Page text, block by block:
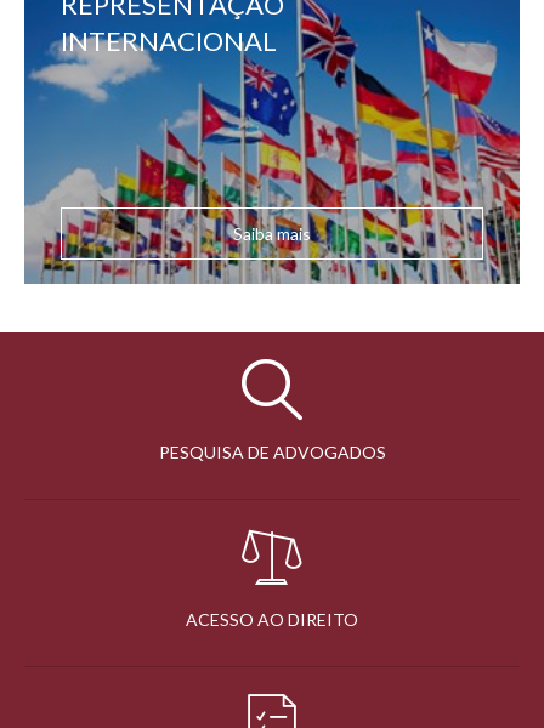
INTERNACIONAL
Saiba mais
PESQUISA DE ADVOGADOS
ACESSO AO DIREITO